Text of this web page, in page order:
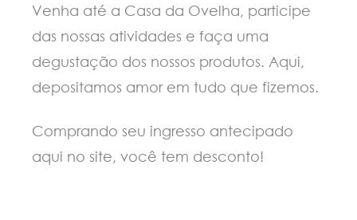
Venha até a Casa da Ovelha, participe
das nossas atividades e faça uma
degustação dos nossos produtos. Aqui,
depositamos amor em tudo que fizemos.
Comprando seu ingresso antecipado
aqui no site, você tem desconto!